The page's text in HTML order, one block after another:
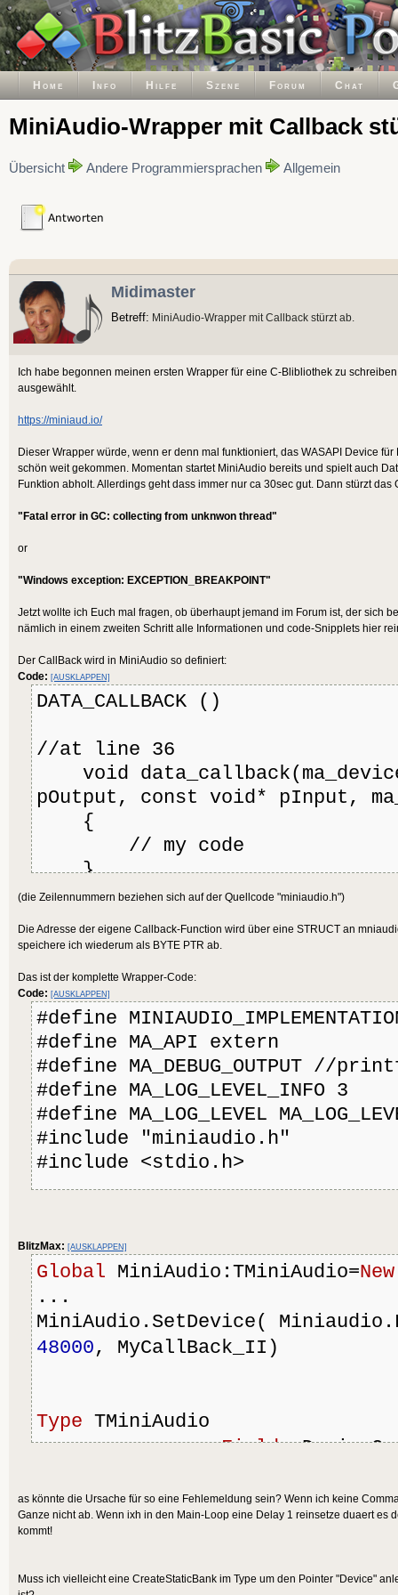
Home Info Hilfe Szene Forum Chat
MiniAudio-Wrapper mit Callback
Übersicht Andere Programmiersprachen Allgemein
Midimaster
Betreff: MiniAudio-Wrapper mit Callback stürzt ab.
Ich habe begonnen meinen ersten Wrapper für eine C-Blibliothek zu
ausgewählt.
https://miniaud.io/
Dieser Wrapper würde, wenn er denn mal funktioniert, das WASAPI Device
schön weit gekommen. Momentan startet MiniAudio bereits und spielt auch
Funktion abholt. Allerdings geht dass immer nur ca 30sec gut. Dann stürzt
"Fatal error in GC: collecting from unknwon thread"
or
"Windows exception: EXCEPTION_BREAKPOINT"
Jetzt wollte ich Euch mal fragen, ob überhaupt jemand im Forum ist, der sich
nämlich in einem zweiten Schritt alle Informationen und code-Snipplets hier
Der CallBack wird in MiniAudio so definiert:
Code: [AUSKLAPPEN]
DATA_CALLBACK ()
//at line 36
void
pOutput, const void* pInput,
{
// my code
}
// at line 3125
pDevice, void* pOutput, const
ma_uint32 frameCount);
(die Zeilennummern beziehen sich auf der Quellcode "miniaudio.h")
Die Adresse der eigene Callback-Function wird über eine STRUCT an
speichere ich wiederum als BYTE PTR ab.
Das ist der komplette Wrapper-Code:
Code: [AUSKLAPPEN]
#define
#define MA_API extern
#define MA_DEBUG_OUTPUT //
#define MA_LOG_LEVEL_INFO 3
#define MA_LOG_LEVEL
#include "miniaudio.h"
#include <stdio.h>
struct ma_device_config
int length = sizeof(struct
instance = (struct
malloc(length);
>sampleRate);
// Device Filler:
BlitzMax: [AUSKLAPPEN]
Global MiniAudio:TMiniAudio=New
...
MiniAudio.SetDevice(
48000, MyCallBack_II)
Type TMiniAudio
Field
....
Channels:Int, SampleRate:Int
as könnte die Ursache für so eine Fehlemeldung sein? Wenn ich keine
Ganze nicht ab. Wenn ixh in den Main-Loop eine Delay 1 reinsetze duaert es
kommt!
Muss ich vielleicht eine CreateStaticBank im Type um den Pointer "Device"